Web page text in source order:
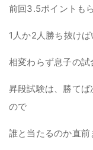
前回3.5ポイントも
1人か2人勝ち抜け
相変わらず息子の試
昇段試験は、勝て
ので
誰と当たるのか直前